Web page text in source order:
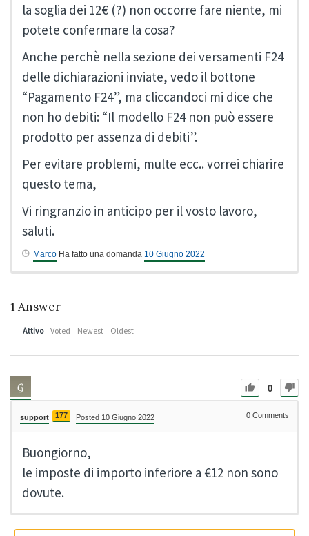
la soglia dei 12€ (?) non occorre fare niente, mi
potete confermare la cosa?
Anche perchè nella sezione dei versamenti F24
delle dichiarazioni inviate, vedo il bottone
“Pagamento F24”, ma cliccandoci mi dice che
non ho debiti: “Il modello F24 non può essere
prodotto per assenza di debiti”.
Per evitare problemi, multe ecc.. vorrei chiarire
questo tema,
Vi ringranzio in anticipo per il vosto lavoro,
saluti.
Marco Ha fatto una domanda 10 Giugno 2022
1 Answer
Attivo Voted Newest Oldest
0
support 177 Posted 10 Giugno 2022 0 Comments
Buongiorno,
le imposte di importo inferiore a €12 non sono
dovute.